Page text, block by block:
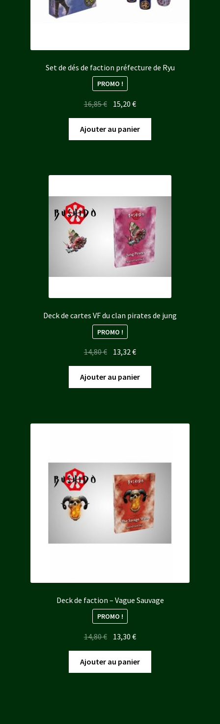
Set de dés de faction préfecture de Ryu
PROMO !
16,85€ Le
initial
était :
15,20€Le
actuel
est :
Ajouter au panier
Deck de cartes VF du clan pirates de jung
PROMO !
14,80€ Le
prix
initial
était :
13,32€Le
prix
actuel
est :
Ajouter au panier
Deck de faction – Vague Sauvage
PROMO !
14,80€ Le
initial
était :
13,30€Le
actuel
est :
Ajouter au panier